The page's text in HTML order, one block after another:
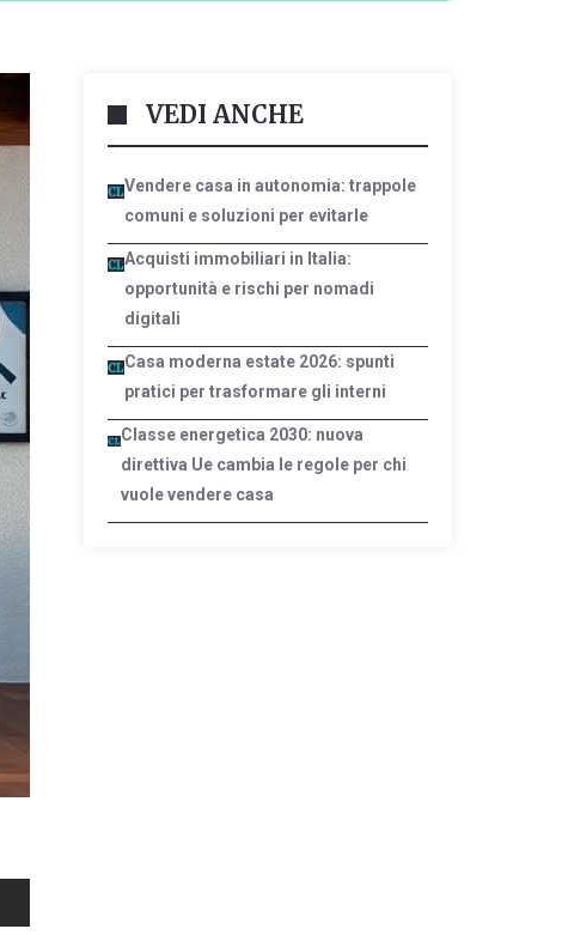
VEDI ANCHE
Vendere casa in autonomia: trappole
comuni e soluzioni per evitarle
Acquisti immobiliari in Italia:
opportunità e rischi per nomadi
digitali
Casa moderna estate 2026: spunti
pratici per trasformare gli interni
Classe energetica 2030: nuova
direttiva Ue cambia le regole per chi
vuole vendere casa